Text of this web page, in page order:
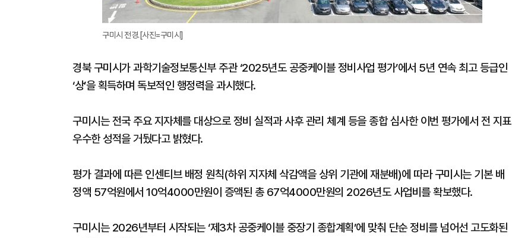
구미시 전경.[사진=구미시]
경북 구미시가 과학기술정보통신부 주관 ‘2025년도 공중케이블 정비사업 평가’에서 5년 연속 최고 등급인
‘상’을 획득하며 독보적인 행정력을 과시했다.
구미시는 전국 주요 지자체를 대상으로 정비 실적과 사후 관리 체계 등을 종합 심사한 이번 평가에서 전 지표
우수한 성적을 거뒀다고 밝혔다.
평가 결과에 따른 인센티브 배정 원칙(하위 지자체 삭감액을 상위 기관에 재분배)에 따라 구미시는 기본 배
정액 57억원에서 10억4000만원이 증액된 총 67억4000만원의 2026년도 사업비를 확보했다.
구미시는 2026년부터 시작되는 ‘제3차 공중케이블 중장기 종합계획’에 맞춰 단순 정비를 넘어선 고도화된